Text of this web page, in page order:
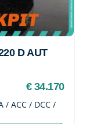
D AUT
€ 34.170
/ ACC / DCC /